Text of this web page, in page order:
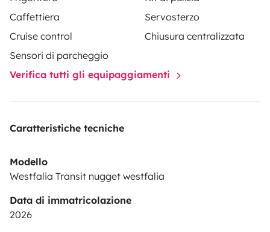
Caffettiera
Servosterzo
Cruise control
Chiusura centralizzata
Sensori di parcheggio
Verifica tutti gli equipaggiamenti
Caratteristiche tecniche
Modello
Westfalia Transit nugget westfalia
Data di immatricolazione
2026